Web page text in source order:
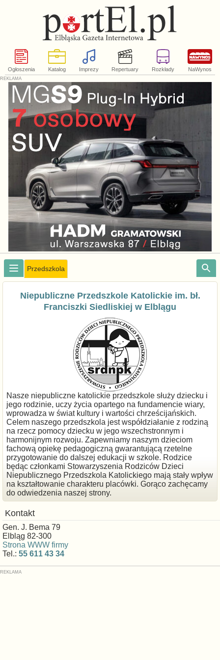
Ogłoszenia Katalog Imprezy Repertuary Rozkłady NaWynos
Przedszkola
Niepubliczne Przedszkole Katolickie im. bł.
Franciszki Siedliskiej w Elblągu
Nasze niepubliczne katolickie przedszkole służy dziecku i
jego rodzinie, uczy życia opartego na fundamencie wiary,
wprowadza w świat kultury i wartości chrześcijańskich.
Celem naszego przedszkola jest współdziałanie z rodziną
na rzecz pomocy dziecku w jego wszechstronnym i
harmonijnym rozwoju. Zapewniamy naszym dzieciom
fachową opiekę pedagogiczną gwarantującą rzetelne
przygotowanie do dalszej edukacji w szkole. Rodzice
będąc członkami Stowarzyszenia Rodziców Dzieci
Niepublicznego Przedszkola Katolickiego mają stały wpływ
na kształtowanie charakteru placówki. Gorąco zachęcamy
do odwiedzenia naszej strony.
Kontakt
Gen. J. Bema 79
Elbląg 82-300
Strona WWW firmy
Tel.: 55 611 43 34